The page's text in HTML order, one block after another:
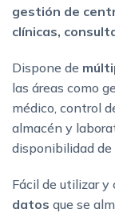
gestión de
clínicas,
Dispone de
las áreas como
médico, control
almacén y
disponibilidad de
Fácil de utilizar y
datos que se